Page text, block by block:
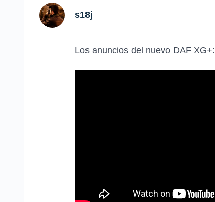
s18j
Los anuncios del nuevo DAF XG+: